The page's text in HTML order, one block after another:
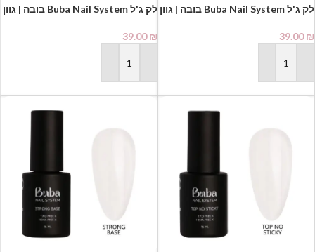
לק ג'ל Buba Nail System בובה | גוון
39.00₪
הוספה לסל
לק ג'ל Buba Nail System בובה | גוון
39.00₪
הוספה לסל